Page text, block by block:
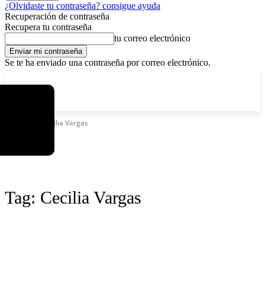
¿Olvidaste tu contraseña? consigue ayuda
Recuperación de contraseña
Recupera tu contraseña
tu correo electrónico
Se te ha enviado una contraseña por correo electrónico.
Cecilia Vargas
Tag: Cecilia Vargas